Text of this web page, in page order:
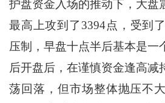
护盘资金入场的推动下，大盘
最高上攻到了3394点，受到
压制，早盘十点半后基本是一
后开盘后，在谨慎资金逢高减
荡回落，但市场整体抛压不